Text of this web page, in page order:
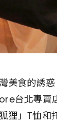
美食的誘
台北專賣
狸」T恤和